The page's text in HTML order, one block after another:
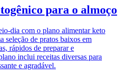
para o almoço
dia com o plano alimentar keto
seleção de pratos baixos em
rápidos de preparar e
inclui receitas diversas para
e agradável.